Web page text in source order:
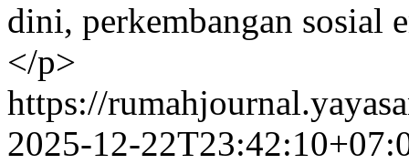
dini, perkembangan sosial
</p>
https://
2025-12-